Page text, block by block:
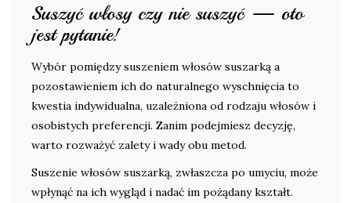
Suszyć włosy czy nie suszyć — oto
jest pytanie!
Wybór pomiędzy suszeniem włosów suszarką a
pozostawieniem ich do naturalnego wyschnięcia to
kwestia indywidualna, uzależniona od rodzaju włosów i
osobistych preferencji. Zanim podejmiesz decyzję,
warto rozważyć zalety i wady obu metod.
Suszenie włosów suszarką, zwłaszcza po umyciu, może
wpłynąć na ich wygląd i nadać im pożądany kształt.